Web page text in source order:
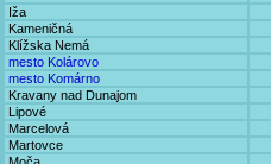
Iža
Kameničná
Klížska Nemá
mesto Kolárovo
mesto Komárno
Kravany nad Dunajom
Lipové
Marcelová
Martovce